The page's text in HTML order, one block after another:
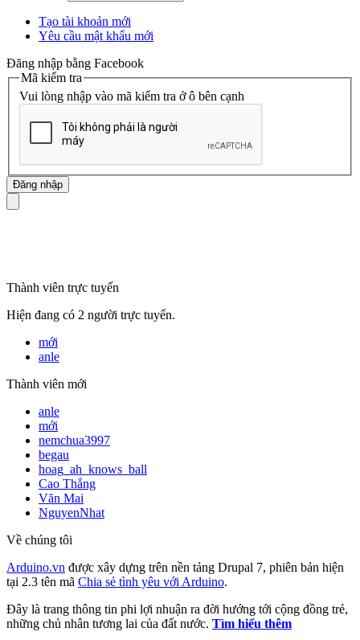
Tạo tài khoản mới
Yêu cầu mật khẩu mới
Đăng nhập bằng Facebook
Mã kiểm tra
Vui lòng nhập vào mã kiểm tra ở ô bên cạnh
Thành viên trực tuyến
Hiện đang có 2 người trực tuyến.
mới
anle
Thành viên mới
anle
mới
nemchua3997
begau
hoag_ah_knows_ball
Cao Thắng
Văn Mai
NguyenNhat
Về chúng tôi
Arduino.vn được xây dựng trên nền tảng Drupal 7, phiên bản hiện
tại 2.3 tên mã Chia sẻ tình yêu với Arduino.
Đây là trang thông tin phi lợi nhuận ra đời hướng tới cộng đồng trẻ,
những chủ nhân tương lai của đất nước. Tìm hiểu thêm